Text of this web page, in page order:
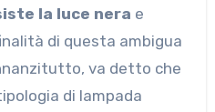
la luce nera e
di questa ambigua
va detto che
di lampada